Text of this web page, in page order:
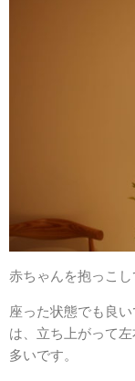
赤ちゃんを抱っこし
座った状態でも良
は、立ち上がって
多いです。